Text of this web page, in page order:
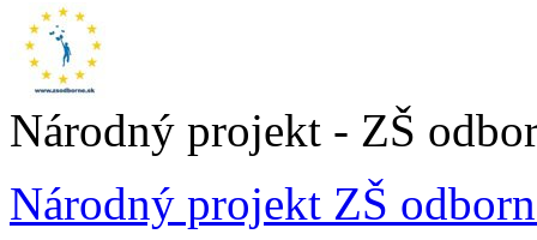
Národný projekt - ZŠ
Národný projekt ZŠ